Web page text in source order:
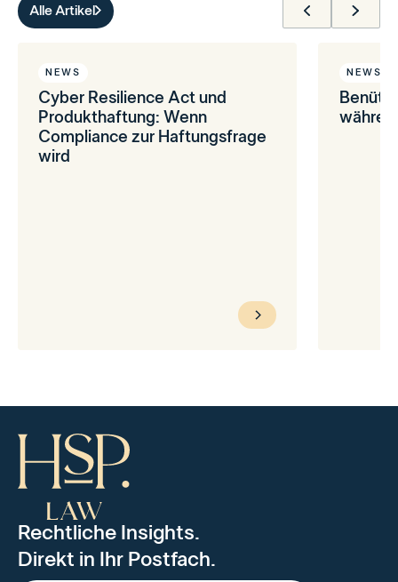
Alle Artikel
NEWS
Cyber Resilience Act und
Produkthaftung: Wenn
Compliance zur Haftungsfrage
wird
NEWS
Rechtliche Insights.
Direkt in Ihr Postfach.